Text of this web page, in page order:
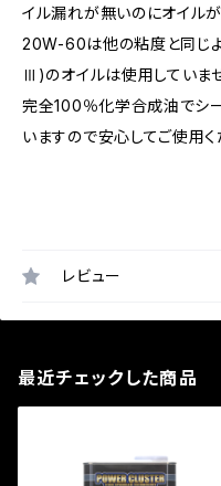
イル漏れが無いのにオイル
20W-60は他の粘度と同じ
Ⅲ)のオイルは使用していませ
完全100％化学合成油でシ
いますので安心してご使用く
レビュー
最近チェックした商品